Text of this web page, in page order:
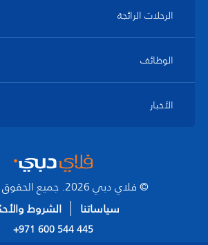
الرحلات الرائجة
الوظائف
الأخبار
© فلاي دبي 2026. جميع الحقوق محفوظة.
سياساتنا
الشروط
+971 600 544 445